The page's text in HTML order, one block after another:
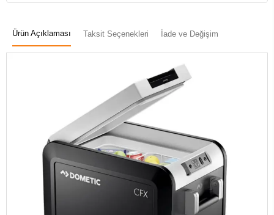
Ürün Açıklaması Taksit Seçenekleri İade ve Değişim